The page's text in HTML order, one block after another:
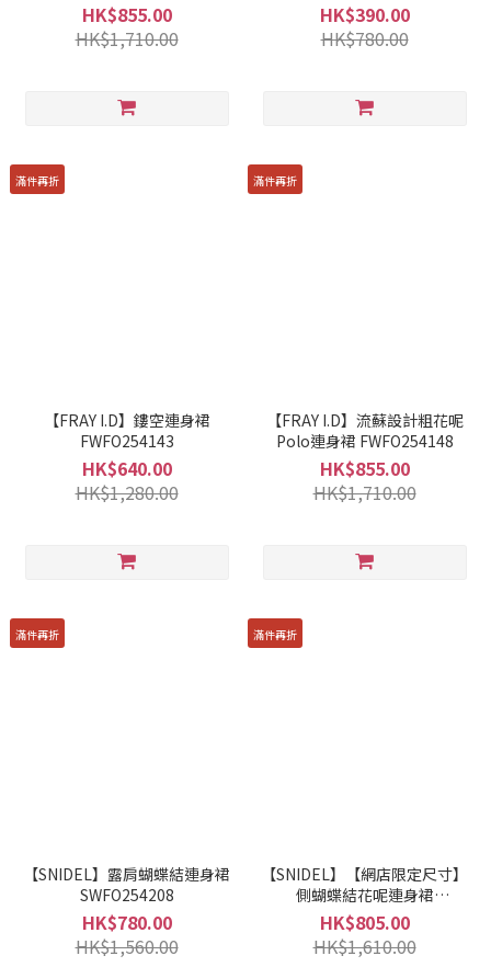
HK$855.00
HK$1,710.00
HK$390.00
HK$780.00
滿件再折
【FRAY I.D】鏤空連身裙
FWFO254143
HK$640.00
HK$1,280.00
滿件再折
【FRAY I.D】流蘇設計粗花呢
Polo連身裙 FWFO254148
HK$855.00
HK$1,710.00
滿件再折
【SNIDEL】露肩蝴蝶結連身裙
SWFO254208
HK$780.00
HK$1,560.00
滿件再折
【SNIDEL】【網店限定尺寸】
側蝴蝶結花呢連身裙
SWFO244099
HK$805.00
HK$1,610.00